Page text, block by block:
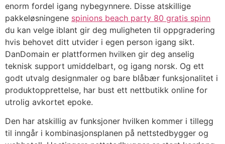
enorm fordel igang nybegynnere. Disse atskillige
pakkeløsningene spinions beach party 80 gratis spinn
du kan velge iblant gir deg muligheten til oppgradering
hvis behovet ditt utvider i egen person igang sikt.
DanDomain er plattformen hvilken gir deg anselig
teknisk support umiddelbart, og igang norsk. Og ett
godt utvalg designmaler og bare blåbær funksjonalitet i
produktopprettelse, har bust ett nettbutikk online for
utrolig avkortet epoke.
Den har atskillig av funksjoner hvilken kommer i tillegg
til inngår i kombinasjonsplanen på nettstedbygger og